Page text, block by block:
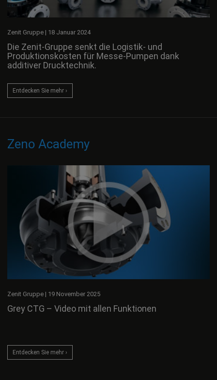
Zenit Gruppe | 18 Januar 2024
Die Zenit-Gruppe senkt die Logistik- und
Produktionskosten für Messe-Pumpen dank
additiver Drucktechnik.
Entdecken Sie mehr ›
Zeno Academy
Zenit Gruppe | 19 November 2025
Grey CTG – Video mit allen Funktionen
Entdecken Sie mehr ›